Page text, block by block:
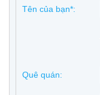
Tên của bạn*:
Quê quán: